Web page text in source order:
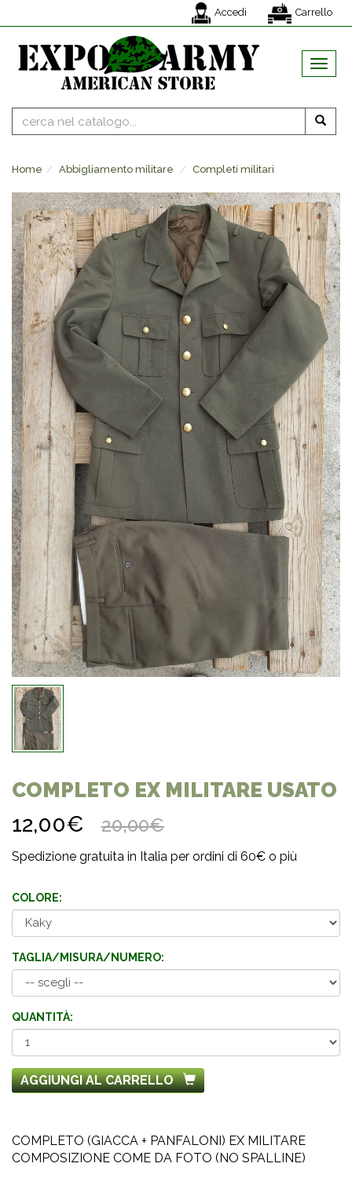
Accedi Carrello
MENU
Home Abbigliamento militare Completi militari
COMPLETO EX MILITARE USATO
12,00€ 20,00€
Spedizione gratuita in Italia per ordini di 60€ o più
COLORE:
TAGLIA/MISURA/NUMERO:
QUANTITÀ:
AGGIUNGI AL CARRELLO
COMPLETO (GIACCA + PANFALONI) EX MILITARE
COMPOSIZIONE COME DA FOTO (NO SPALLINE)